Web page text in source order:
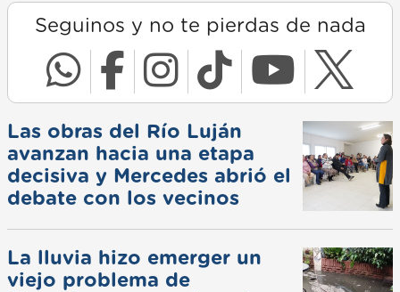
Seguinos y no te pierdas de nada
Las obras del Río Luján
avanzan hacia una etapa
decisiva y Mercedes abrió el
debate con los vecinos
La lluvia hizo emerger un
viejo problema de